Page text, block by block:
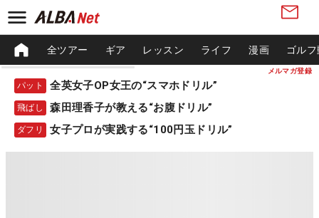
メルマガ登録
全ツアー ギア レッスン ライフ 漫画 ゴル
パット 全英女子OP女王の“スマホドリル”
飛ばし 森田理香子が教える“お腹ドリル”
ダフリ 女子プロが実践する“100円玉ドリル”